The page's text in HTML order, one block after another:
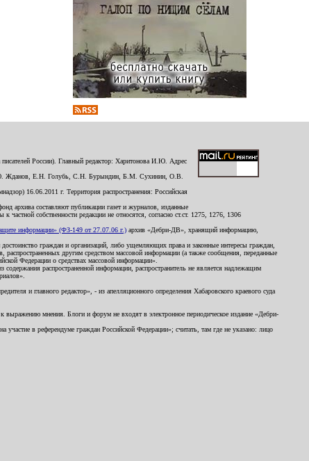
России). Главный редактор: Харитонова И.Ю. Адрес
Жданов, Е.Н. Голубь, С.Н. Бурындин, Б.М. Сухинин, О.В.
16.06.2011 г. Территория распространения: Российская
архива составляют публикации газет и журналов, изданные
собственности редакции не относятся, согласно ст.ст. 1275, 1276, 1306
информации» (ФЗ-149 от 27.07.06 г.) архив «Дебри-ДВ», хранящий информацию,
граждан и организаций, либо ущемляющих права и законные интересы граждан,
другим средством массовой информации (а также сообщения, переданные
Федерации о средствах массовой информации».
распространенной информации, распространитель не является надлежащим
и главного редактор», - из апелляционного определения Хабаровского краевого суда
выражению мнения. Блоги и форум не входят в электронное периодическое издание «Дебри-
в референдуме граждан Российской Федерации»; считать, там где не указано: лицо